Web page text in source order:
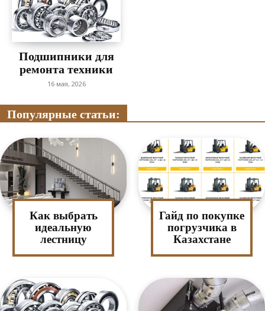
Подшипники для
ремонта техники
16 мая, 2026
Популярные статьи:
Как выбрать
идеальную
лестницу
Гайд по покупке
погрузчика в
Казахстане